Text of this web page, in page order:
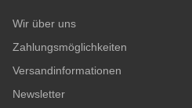
Wir über uns
Zahlungsmöglichkeiten
Versandinformationen
Newsletter